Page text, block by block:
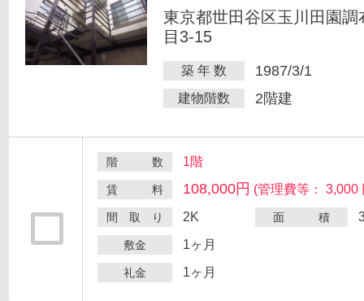
東京都世田谷区玉川田園調
目3-15
築 年 数 1987/3/1
建物階数 2階建
階 数 1階
賃 料 108,000円 (管理費等： 3,000
間 取 り 2K 面 積
敷金 1ヶ月
礼金 1ヶ月